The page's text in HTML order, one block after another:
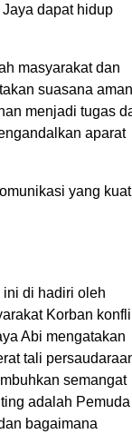
dapat hidup
masyarakat dan
suasana aman
menjadi tugas
aparat
yang kuat
di hadiri oleh
Korban
Abi mengatakan
tali
semangat
adalah Pemuda
bagaimana